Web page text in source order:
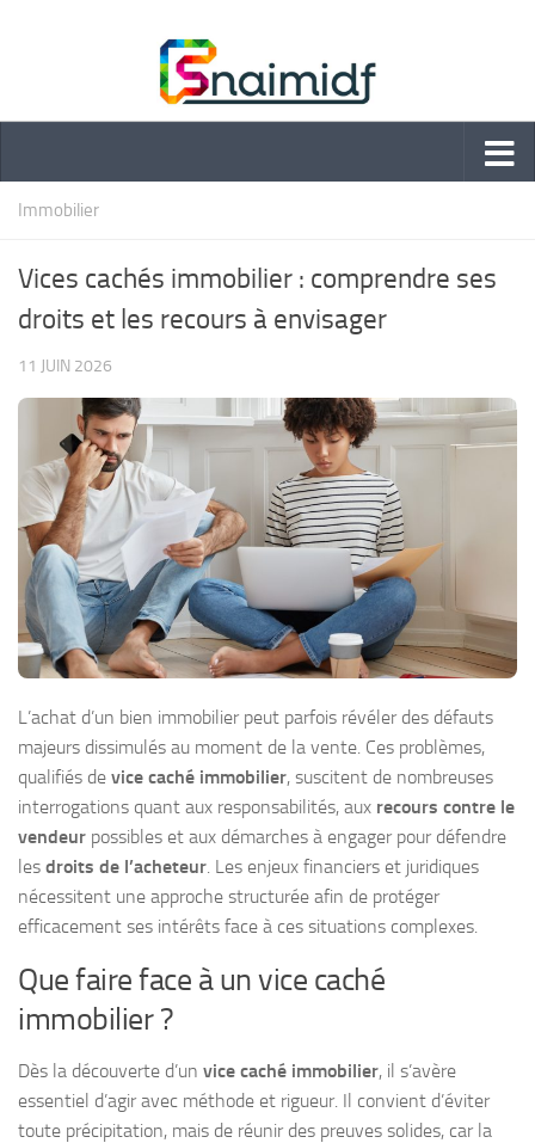
Immobilier
Vices cachés immobilier : comprendre ses
droits et les recours à envisager
11 JUIN 2026
L’achat d’un bien immobilier peut parfois révéler des défauts
majeurs dissimulés au moment de la vente. Ces problèmes,
qualifiés de vice caché immobilier, suscitent de nombreuses
interrogations quant aux responsabilités, aux recours contre le
vendeur possibles et aux démarches à engager pour défendre
les droits de l’acheteur . Les enjeux financiers et juridiques
nécessitent une approche structurée afin de protéger
efficacement ses intérêts face à ces situations complexes.
Que faire face à un vice caché
immobilier ?
Dès la découverte d’un vice caché immobilier, il s’avère
essentiel d’agir avec méthode et rigueur. Il convient d’éviter
toute précipitation, mais de réunir des preuves solides, car la